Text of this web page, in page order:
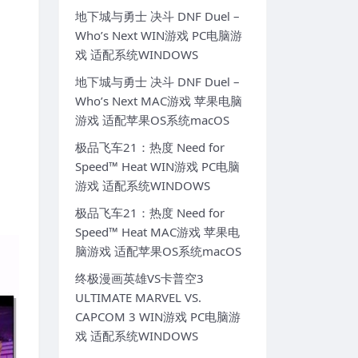
地下城与勇士 决斗 DNF Duel –
Who’s Next WIN游戏 PC电脑游
戏 适配系统WINDOWS
地下城与勇士 决斗 DNF Duel –
Who’s Next MAC游戏 苹果电脑
游戏 适配苹果OS系统macOS
极品飞车21：热度 Need for
Speed™ Heat WIN游戏 PC电脑
游戏 适配系统WINDOWS
极品飞车21：热度 Need for
Speed™ Heat MAC游戏 苹果电
脑游戏 适配苹果OS系统macOS
终极漫画英雄VS卡普空3
ULTIMATE MARVEL VS.
CAPCOM 3 WIN游戏 PC电脑游
戏 适配系统WINDOWS